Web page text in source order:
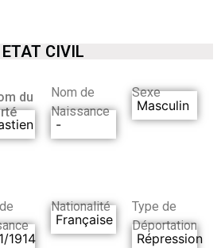
ETAT CIVIL
du
Nom de
Naissance
-
Sexe
Masculin
1914
Nationalité
Française
Type de
Déportation
Répression